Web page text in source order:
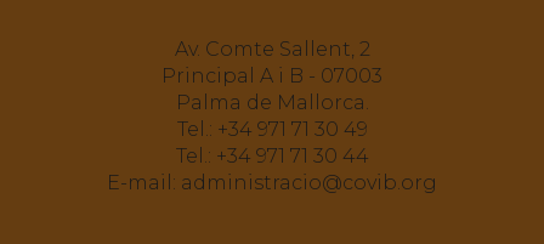
Av. Comte Sallent, 2
Principal A i B - 07003
Palma de Mallorca.
Tel.: +34 971 71 30 49
Tel.: +34 971 71 30 44
E-mail: administracio@covib.org